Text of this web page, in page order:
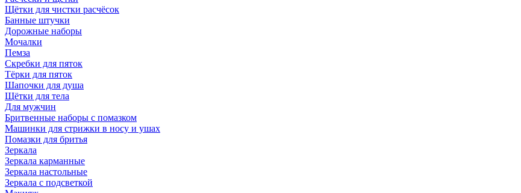
Щётки для чистки расчёсок
Банные штучки
Дорожные наборы
Мочалки
Пемза
Скребки для пяток
Тёрки для пяток
Шапочки для душа
Щётки для тела
Для мужчин
Бритвенные наборы с помазком
Машинки для стрижки в носу и ушах
Помазки для бритья
Зеркала
Зеркала карманные
Зеркала настольные
Зеркала с подсветкой